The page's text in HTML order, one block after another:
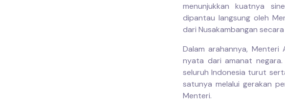
menunjukkan kuatnya
dipantau langsung oleh
dari Nusakambangan secara
Dalam arahannya, Menteri
nyata dari amanat negara.
seluruh Indonesia turut
satunya melalui gerakan
Menteri.